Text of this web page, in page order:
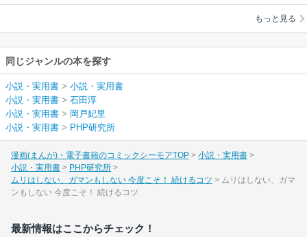
そ！ 続けるコツ
もっと見る
同じジャンルの本を探す
小説・実用書 > 小説・実用書
小説・実用書 > 石田淳
小説・実用書 > 岡戸妃里
小説・実用書 > PHP研究所
漫画(まんが)・電子書籍のコミックシーモアTOP
小説・実用書
小説・実用書
PHP研究所
ムリはしない、ガマンもしない 今度こそ！ 続けるコツ
ムリはしない、ガマ
ンもしない 今度こそ！ 続けるコツ
最新情報はここからチェック！